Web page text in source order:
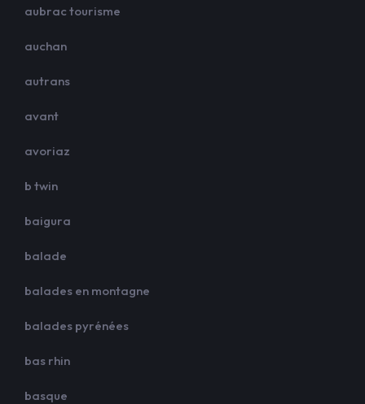
aubrac tourisme
auchan
autrans
avant
avoriaz
b twin
baigura
balade
balades en montagne
balades pyrénées
bas rhin
basque